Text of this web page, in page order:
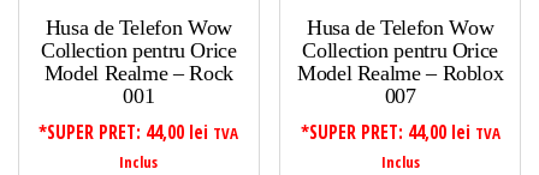
Husa de Telefon Wow
Collection pentru Orice
Model Realme – Rock
001
*SUPER PRET: 44,00 lei TVA
Inclus
Husa de Telefon Wow
Collection pentru Orice
Model Realme – Roblox
007
*SUPER PRET: 44,00 lei TVA
Inclus